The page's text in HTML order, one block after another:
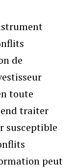
de
toute
traiter
susceptible
peut